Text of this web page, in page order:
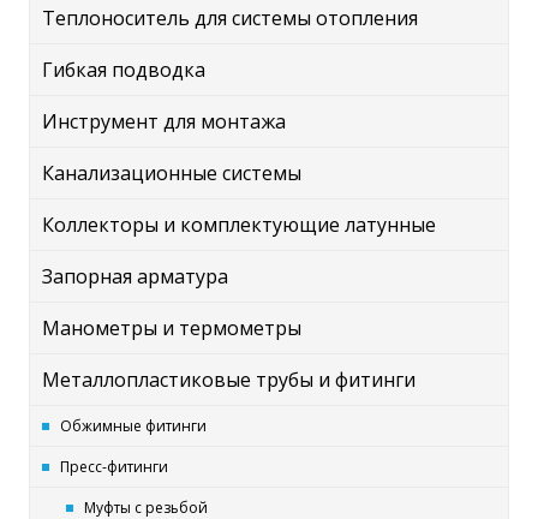
Теплоноситель для системы отопления
Гибкая подводка
Инструмент для монтажа
Канализационные системы
Коллекторы и комплектующие латунные
Запорная арматура
Манометры и термометры
Металлопластиковые трубы и фитинги
Обжимные фитинги
Пресс-фитинги
Муфты с резьбой